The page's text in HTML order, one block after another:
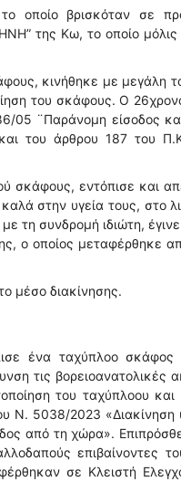
οποίο βρισκόταν σε
της Κω, το οποίο μόλις
κινήθηκε με μεγάλη
του σκάφους. Ο
05 ¨Παράνομη είσοδος
του άρθρου 187 του
σκάφους, εντόπισε και
στην υγεία τους, στο
τη συνδρομή ιδιώτη,
ο οποίος μεταφέρθηκε
μέσο διακίνησης.
ένα ταχύπλοο
τις βορειοανατολικές
του ταχύπλοου
Ν. 5038/2023
από τη χώρα».
επιβαίνοντες
σε Κλειστή